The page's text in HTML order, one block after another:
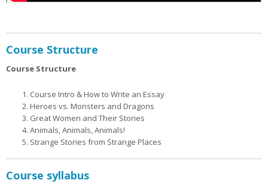
Course Structure
Course Structure
Course Intro & How to Write an Essay
Heroes vs. Monsters and Dragons
Great Women and Their Stories
Animals, Animals, Animals!
Strange Stories from Strange Places
Course syllabus